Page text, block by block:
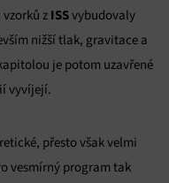
z ISSvybudovaly
nižší tlak, gravitace a
je potom uzavřené
vyvíjejí.
přesto však velmi
vesmírný program tak